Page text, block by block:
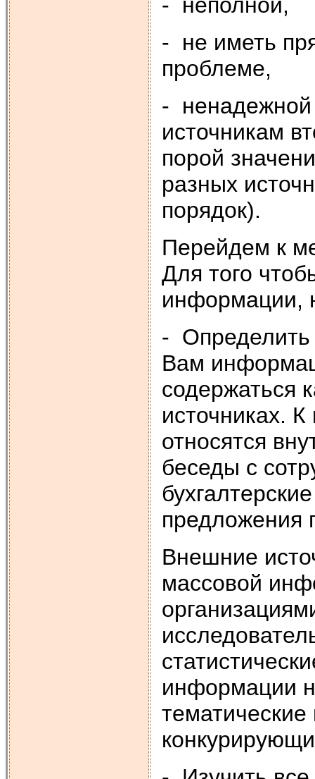
- не иметь
проблеме,
- ненадежной
источникам
порой
разных
порядок).
Перейдем к
Для того
информации,
- Определить
Вам
содержаться
источниках.
относятся
беседы с
предложения
Внешние
массовой
информации